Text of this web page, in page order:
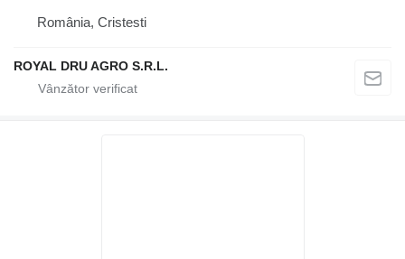
România, Cristesti
ROYAL DRU AGRO S.R.L.